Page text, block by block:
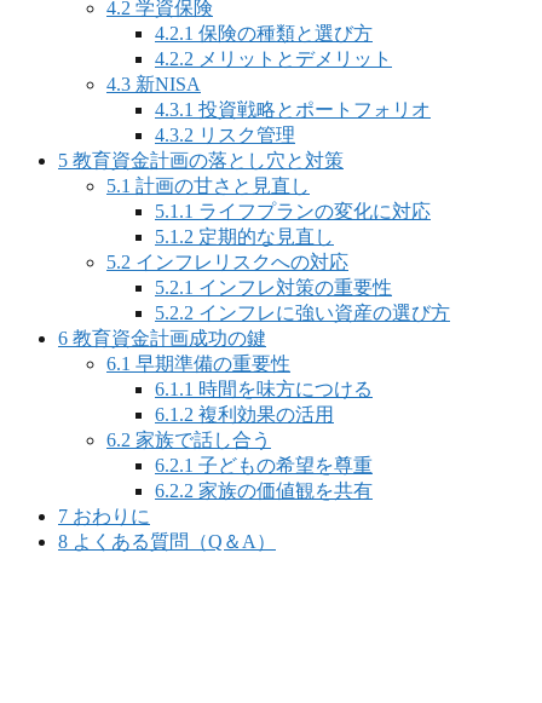
4.2 学資保険
4.2.1 保険の種類と選び方
4.2.2 メリットとデメリット
4.3 新NISA
4.3.1 投資戦略とポートフォリオ
4.3.2 リスク管理
5 教育資金計画の落とし穴と対策
5.1 計画の甘さと見直し
5.1.1 ライフプランの変化に対応
5.1.2 定期的な見直し
5.2 インフレリスクへの対応
5.2.1 インフレ対策の重要性
5.2.2 インフレに強い資産の選び方
6 教育資金計画成功の鍵
6.1 早期準備の重要性
6.1.1 時間を味方につける
6.1.2 複利効果の活用
6.2 家族で話し合う
6.2.1 子どもの希望を尊重
6.2.2 家族の価値観を共有
7 おわりに
8 よくある質問（Q＆A）